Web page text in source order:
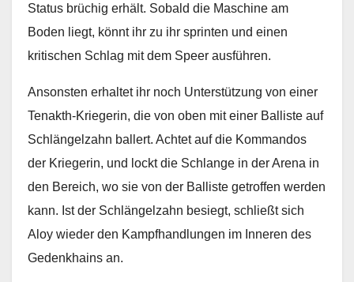
Status brüchig erhält. Sobald die Maschine am
Boden liegt, könnt ihr zu ihr sprinten und einen
kritischen Schlag mit dem Speer ausführen.
Ansonsten erhaltet ihr noch Unterstützung von einer
Tenakth-Kriegerin, die von oben mit einer Balliste auf
Schlängelzahn ballert. Achtet auf die Kommandos
der Kriegerin, und lockt die Schlange in der Arena in
den Bereich, wo sie von der Balliste getroffen werden
kann. Ist der Schlängelzahn besiegt, schließt sich
Aloy wieder den Kampfhandlungen im Inneren des
Gedenkhains an.